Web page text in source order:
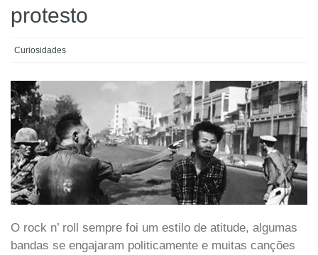
protesto
Curiosidades
O rock n’ roll sempre foi um estilo de atitude, algumas
bandas se engajaram politicamente e muitas canções